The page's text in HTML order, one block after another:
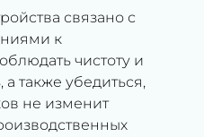
связано с
к
чистоту и
также убедиться,
не изменит